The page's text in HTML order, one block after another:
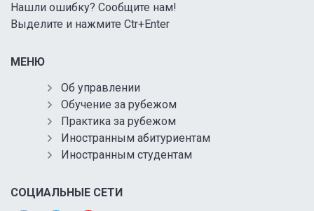
Нашли ошибку? Сообщите нам!
Выделите и нажмите Ctr+Enter
МЕНЮ
Об управлении
Обучение за рубежом
Практика за рубежом
Иностранным абитуриентам
Иностранным студентам
СОЦИАЛЬНЫЕ СЕТИ